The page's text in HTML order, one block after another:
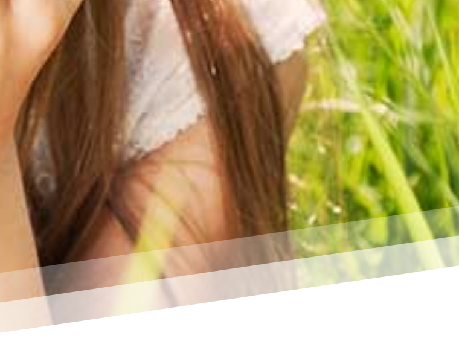
der Studie – für alle, die
gleichen Wasser.
Stunden auf ein telefonierendes 5G-Smartphone
kam als Referenzprobe nicht in die Nähe des
Faktoren.
Smartphone gelegt.
ein Gerät dazugelegt, das harmonische
für zwei Stunden auf das Gerät mit den